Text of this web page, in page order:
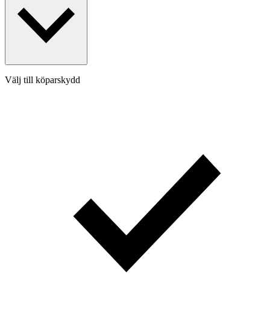
Välj till köparskydd